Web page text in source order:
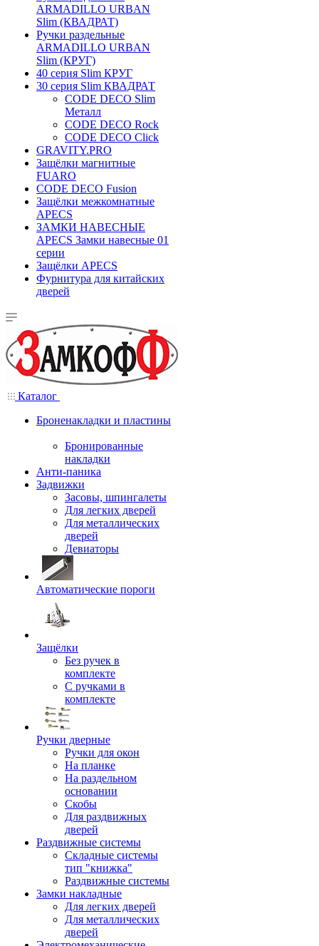
ARMADILLO URBAN
Slim (КВАДРАТ)
Ручки раздельные
ARMADILLO URBAN
Slim (КРУГ)
40 серия Slim КРУГ
30 серия Slim КВАДРАТ
CODE DECO Slim
Металл
CODE DECO Rock
CODE DECO Click
GRAVITY.PRO
Защёлки магнитные
FUARO
CODE DECO Fusion
Защёлки межкомнатные
APECS
ЗАМКИ НАВЕСНЫЕ
APECS Замки навесные 01
серии
Защёлки APECS
Фурнитура для китайских
дверей
Каталог
Броненакладки и пластины
Бронированные
накладки
Анти-паника
Задвижки
Засовы, шпингалеты
Для легких дверей
Для металлических
дверей
Девиаторы
Автоматические пороги
Защёлки
Без ручек в
комплекте
С ручками в
комплекте
Ручки дверные
Ручки для окон
На планке
На раздельном
основании
Скобы
Для раздвижных
дверей
Раздвижные системы
Складные системы
тип "книжка"
Раздвижные системы
Замки накладные
Для легких дверей
Для металлических
дверей